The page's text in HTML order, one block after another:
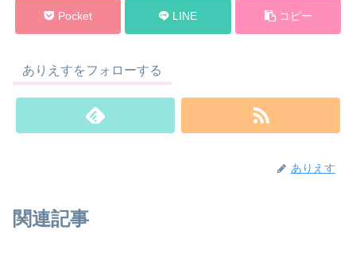
Pocket LINE コピー
ありえすをフォローする
ありえす
関連記事